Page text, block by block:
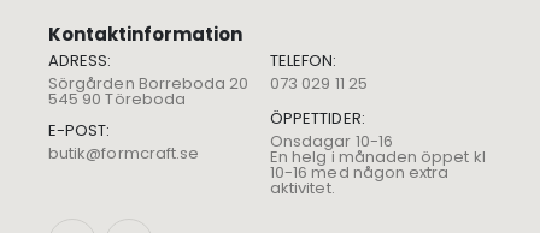
Kontaktinformation
ADRESS:
Sörgården Borreboda 20
545 90 Töreboda
TELEFON:
073 029 11 25
E-POST:
butik@formcraft.se
ÖPPETTIDER:
Onsdagar 10-16
En helg i månaden öppet kl
10-16 med någon extra
aktivitet.